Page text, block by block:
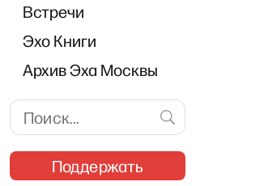
Встречи
Эхо Книги
Архив Эха Москвы
Поддержать